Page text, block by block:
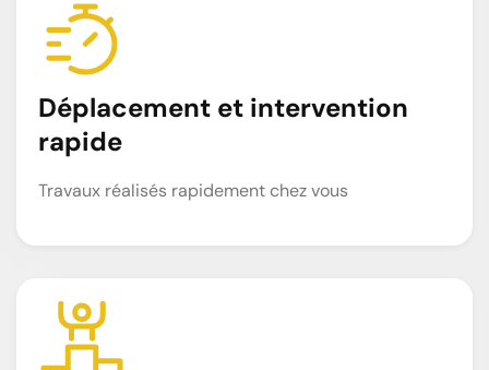
Déplacement et intervention
rapide
Travaux réalisés rapidement chez vous